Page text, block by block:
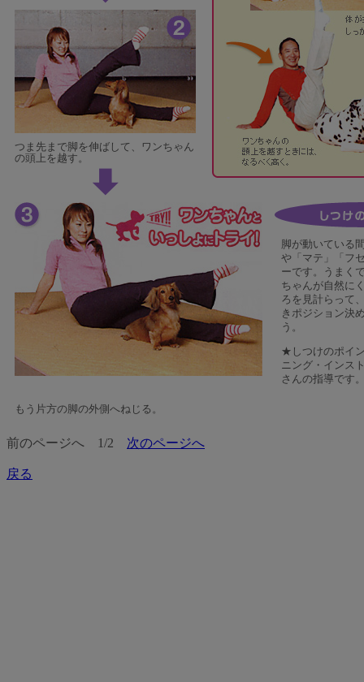
つま先まで脚を伸ばして、ワンちゃん
の頭上を越す。
脚が動いている
や「マテ」「フ
ーです。うまく
ちゃんが自然に
ろを見計らって
きポジション決
う。
★しつけのポイ
ニング・インス
さんの指導です
もう片方の脚の外側へねじる。
前のページへ 1/2 次のページへ
戻る